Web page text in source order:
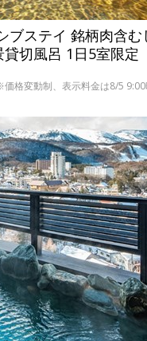
ブステイ 銘柄肉含
切風呂 1日5室限定
格変動制、表示料金は8/5 9:00